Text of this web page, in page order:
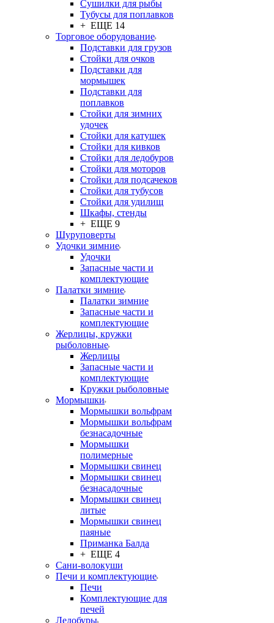
Сушилки для рыбы
Тубусы для поплавков
+ ЕЩЕ 14
Торговое оборудование
Подставки для грузов
Стойки для очков
Подставки для
мормышек
Подставки для
поплавков
Стойки для зимних
удочек
Стойки для катушек
Стойки для кивков
Стойки для ледобуров
Стойки для моторов
Стойки для подсачеков
Стойки для тубусов
Стойки для удилищ
Шкафы, стенды
+ ЕЩЕ 9
Шуруповерты
Удочки зимние
Удочки
Запасные части и
комплектующие
Палатки зимние
Палатки зимние
Запасные части и
комплектующие
Жерлицы, кружки
рыболовные
Жерлицы
Запасные части и
комплектующие
Кружки рыболовные
Мормышки
Мормышки вольфрам
Мормышки вольфрам
безнасадочные
Мормышки
полимерные
Мормышки свинец
Мормышки свинец
безнасадочные
Мормышки свинец
литые
Мормышки свинец
паяные
Приманка Балда
+ ЕЩЕ 4
Сани-волокуши
Печи и комплектующие
Печи
Комплектующие для
печей
Ледобуры